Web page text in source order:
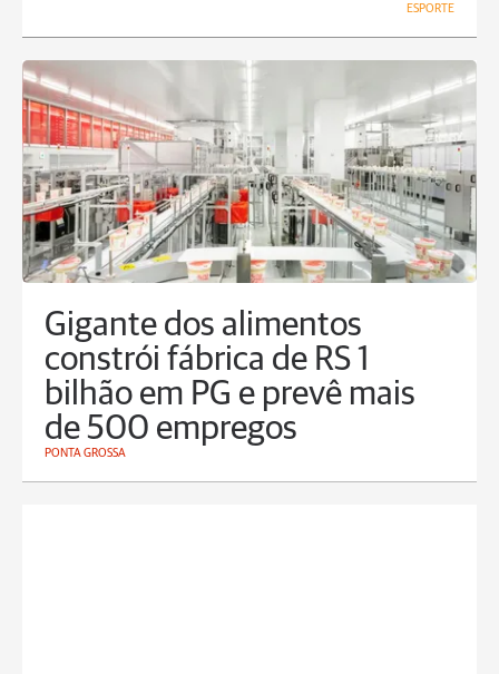
ESPORTE
Gigante dos alimentos
constrói fábrica de RS 1
bilhão em PG e prevê mais
de 500 empregos
PONTA GROSSA